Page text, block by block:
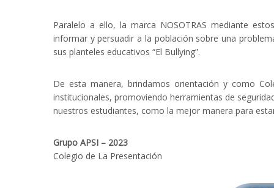
Paralelo a ello, la marca NOSOTRAS mediante
informar y persuadir a la población sobre una
sus planteles educativos “El Bullying”.
De esta manera, brindamos orientación y como
institucionales, promoviendo herramientas de
nuestros estudiantes, como la mejor manera para
Grupo APSI – 2023
Colegio de La Presentación